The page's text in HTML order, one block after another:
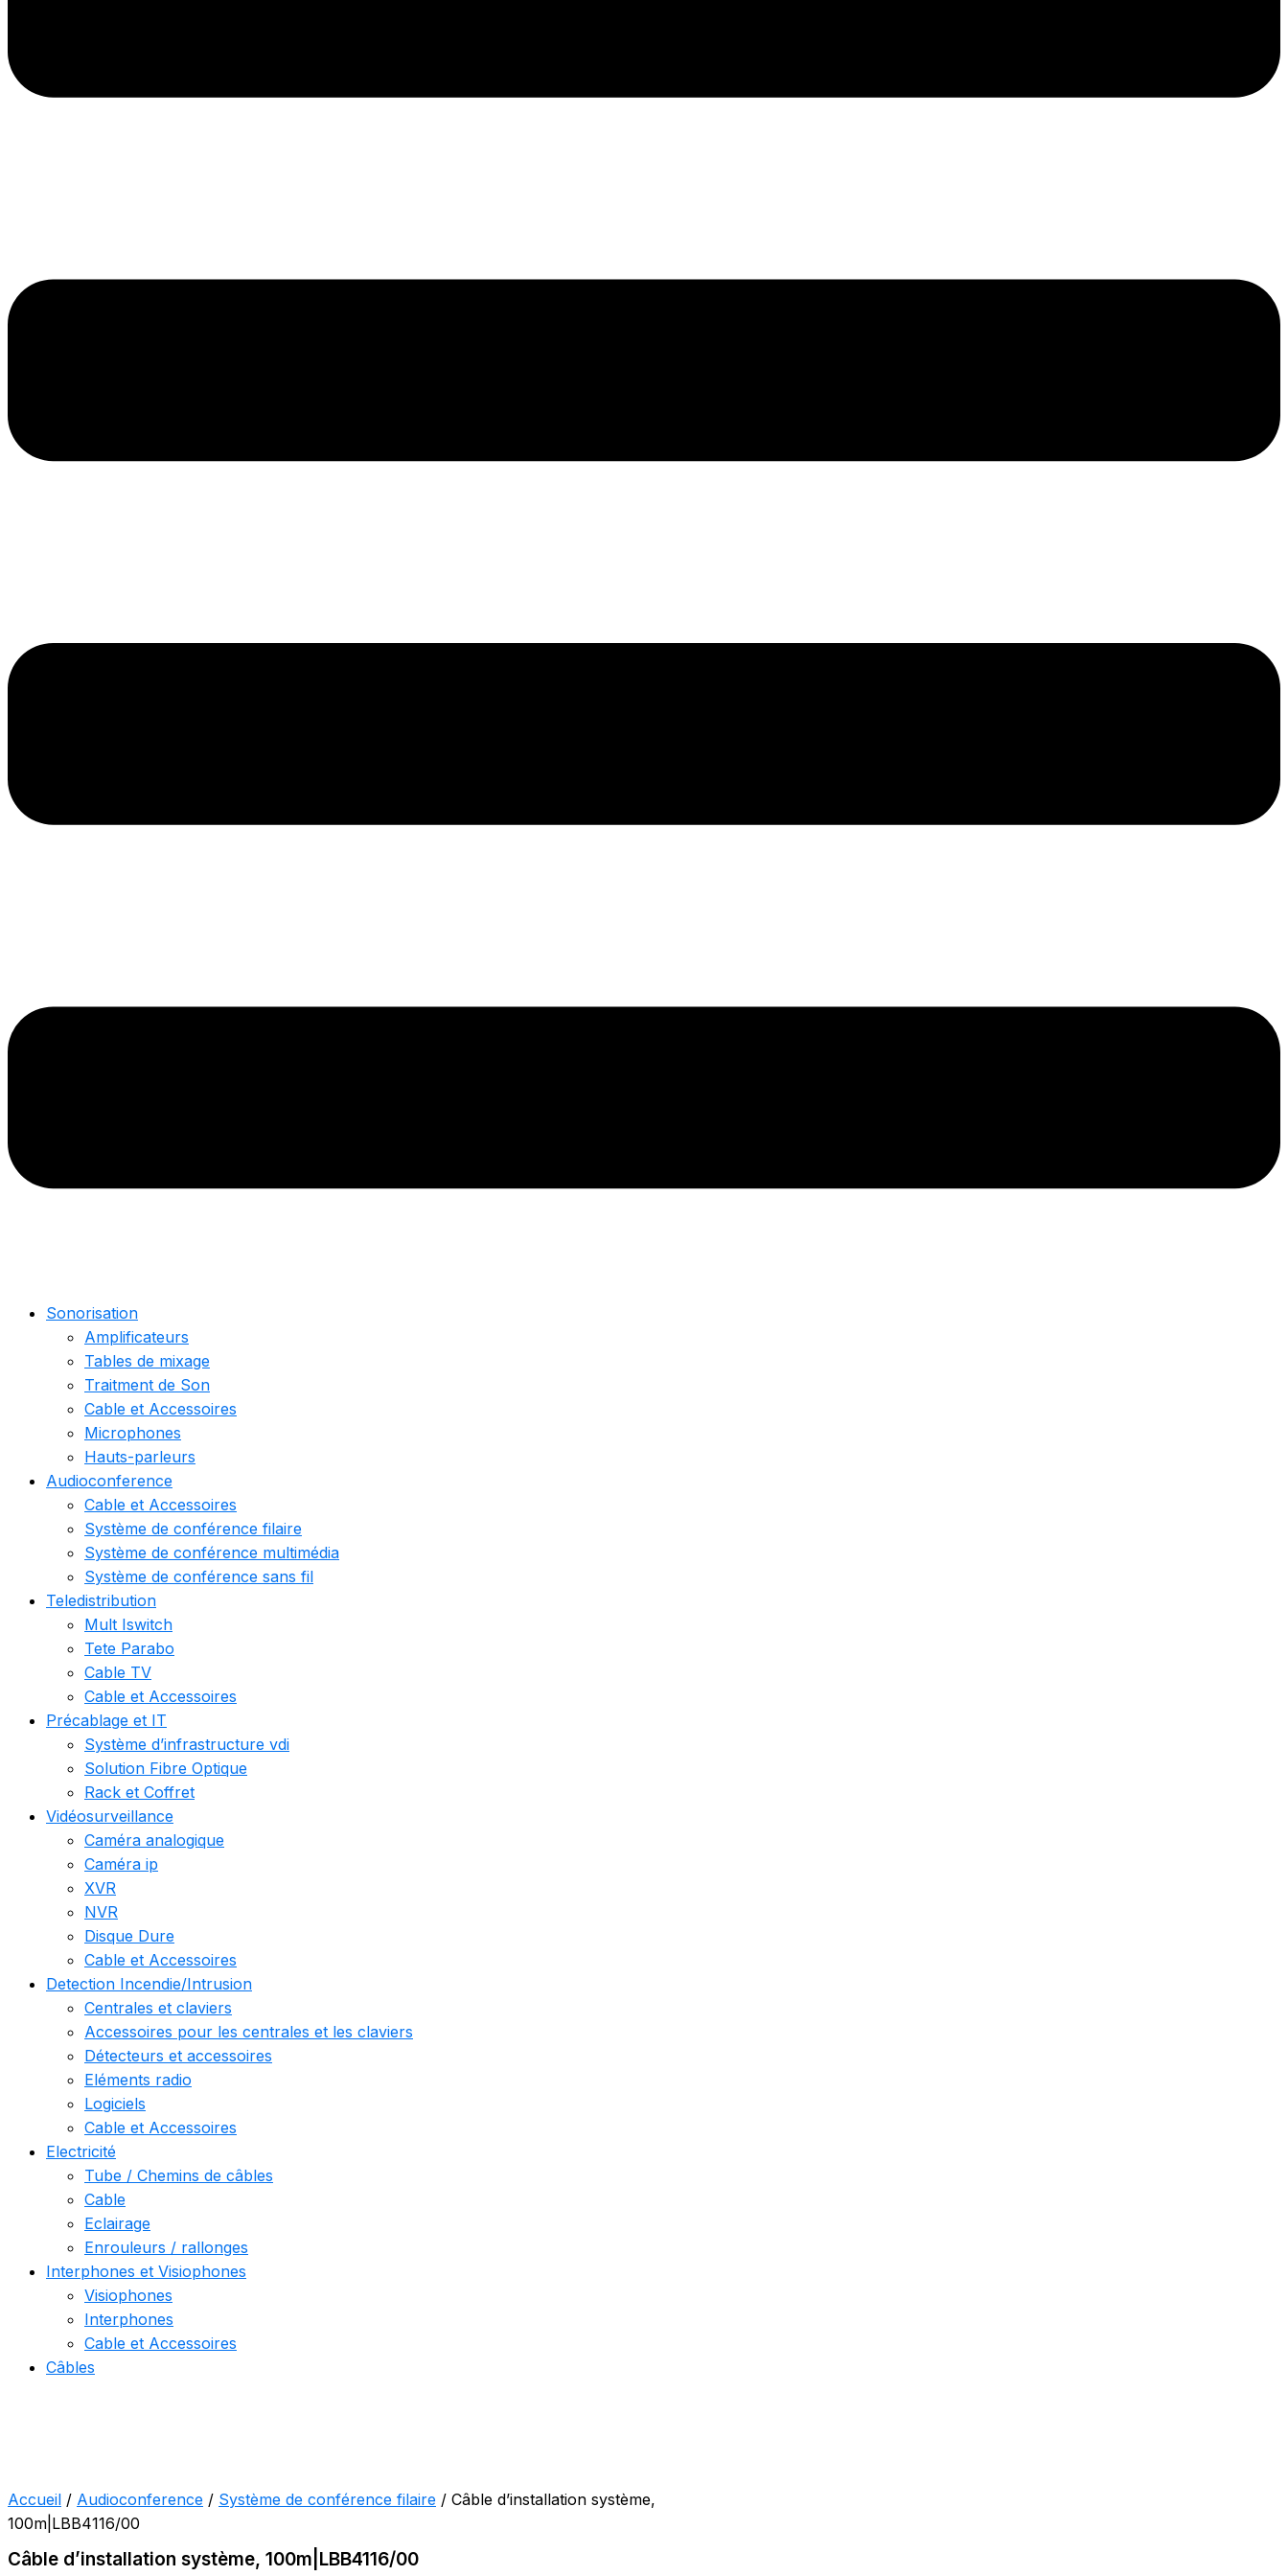
Sonorisation
Amplificateurs
Tables de mixage
Traitment de Son
Cable et Accessoires
Microphones
Hauts-parleurs
Audioconference
Cable et Accessoires
Système de conférence filaire
Système de conférence multimédia
Système de conférence sans fil
Teledistribution
Mult Iswitch
Tete Parabo
Cable TV
Cable et Accessoires
Précablage et IT
Système d’infrastructure vdi
Solution Fibre Optique
Rack et Coffret
Vidéosurveillance
Caméra analogique
Caméra ip
XVR
NVR
Disque Dure
Cable et Accessoires
Detection Incendie/Intrusion
Centrales et claviers
Accessoires pour les centrales et les claviers
Détecteurs et accessoires
Eléments radio
Logiciels
Cable et Accessoires
Electricité
Tube / Chemins de câbles
Cable
Eclairage
Enrouleurs / rallonges
Interphones et Visiophones
Visiophones
Interphones
Cable et Accessoires
Câbles
Accueil / Audioconference / Système de conférence filaire / Câble d’installation système,
100m|LBB4116/00
Câble d’installation système, 100m|LBB4116/00